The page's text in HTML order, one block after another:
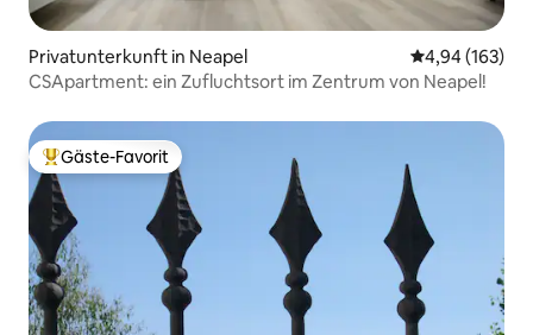
Privatunterkunft in Neapel
4,94 (163)
CSApartment: ein Zufluchtsort im Zentrum von Neapel!
Beliebter Gäste-Favorit.
Gäste-Favorit